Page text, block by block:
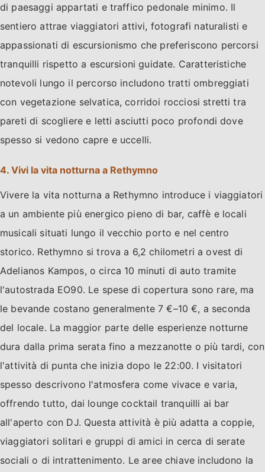
di paesaggi appartati e traffico pedonale minimo. Il
sentiero attrae viaggiatori attivi, fotografi naturalisti e
appassionati di escursionismo che preferiscono percorsi
tranquilli rispetto a escursioni guidate. Caratteristiche
notevoli lungo il percorso includono tratti ombreggiati
con vegetazione selvatica, corridoi rocciosi stretti tra
pareti di scogliere e letti asciutti poco profondi dove
spesso si vedono capre e uccelli.
4. Vivi la vita notturna a Rethymno
Vivere la vita notturna a Rethymno introduce i viaggiatori
a un ambiente più energico pieno di bar, caffè e locali
musicali situati lungo il vecchio porto e nel centro
storico. Rethymno si trova a 6,2 chilometri a ovest di
Adelianos Kampos, o circa 10 minuti di auto tramite
l'autostrada EO90. Le spese di copertura sono rare, ma
le bevande costano generalmente 7 €–10 €, a seconda
del locale. La maggior parte delle esperienze notturne
dura dalla prima serata fino a mezzanotte o più tardi, con
l'attività di punta che inizia dopo le 22:00. I visitatori
spesso descrivono l'atmosfera come vivace e varia,
offrendo tutto, dai lounge cocktail tranquilli ai bar
all'aperto con DJ. Questa attività è più adatta a coppie,
viaggiatori solitari e gruppi di amici in cerca di serate
sociali o di intrattenimento. Le aree chiave includono la